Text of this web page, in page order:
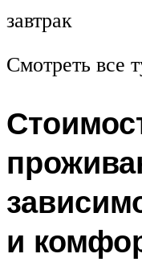
завтрак
Смотреть все
и